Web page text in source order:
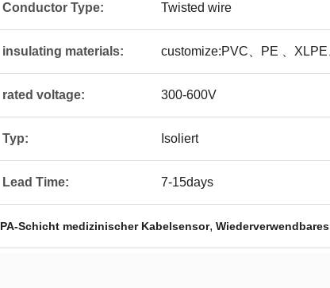
Conductor Type: Twisted wire
insulating materials: customize:PVC、PE 、
rated voltage: 300-600V
Typ: Isoliert
Lead Time: 7-15days
PA-Schicht medizinischer Kabelsensor,